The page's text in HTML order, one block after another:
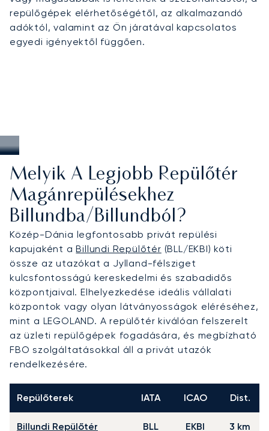
vezetők számára, személyre szabott hozzáférést
Dánia legnépszerűbb szabadidős
látványosságaihoz, és rugalmas utazási
lehetőségeket Skandinávia-szerte.
repülőgépek elérhetőségétől, az alkalmazandó
adóktól, valamint az Ön járatával kapcsolatos
egyedi igényektől függően.
Melyik A Legjobb Repülőtér
Magánrepülésekhez
Billundba/Billundból?
Közép-Dánia legfontosabb privát repülési
kapujaként aBillundi Repülőtér (BLL/EKBI) köti
össze az utazókat a Jylland-félsziget
kulcsfontosságú kereskedelmi és szabadidős
központjaival. Elhelyezkedése ideális vállalati
központok vagy olyan látványosságok eléréséhez,
mint a LEGOLAND. A repülőtér kiválóan felszerelt
az üzleti repülőgépek fogadására, és megbízható
FBO szolgáltatásokkal áll a privát utazók
rendelkezésére.
Repülőterek IATA ICAO Dist.
Billundi Repülőtér BLL EKBI 3 km